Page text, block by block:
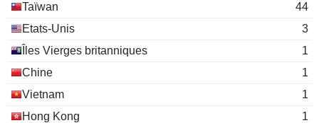
Taïwan
44
Etats-Unis
3
Îles Vierges britanniques
1
Chine
1
Vietnam
1
Hong Kong
1